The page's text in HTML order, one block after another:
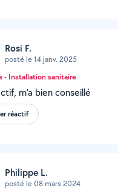
Rosi F.
posté le 14 janv. 2025
- Installation sanitaire
m'a bien conseillé
réactif
Philippe L.
posté le 08 mars 2024